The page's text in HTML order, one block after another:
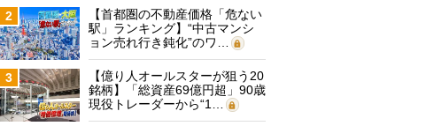
2
【首都圏の不動産価格「危ない
駅」ランキング】“中古マンシ
ョン売れ行き鈍化”のワ…
3
【億り人オールスターが狙う20
銘柄】「総資産69億円超」90歳
現役トレーダーから“1…